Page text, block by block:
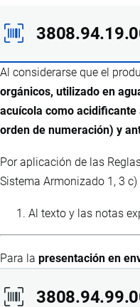
Al considerarse que el
orgánicos, utilizado en
acuícola como
orden de numeración) y
Por aplicación de las
Sistema Armonizado 1, 3
Al texto y las notas
Para la presentación en